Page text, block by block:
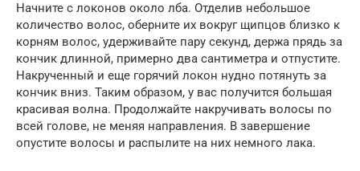
Начните с локонов около лба. Отделив небольшое
количество волос, оберните их вокруг щипцов близко к
корням волос, удерживайте пару секунд, держа прядь за
кончик длинной, примерно два сантиметра и отпустите.
Накрученный и еще горячий локон нудно потянуть за
кончик вниз. Таким образом, у вас получится большая
красивая волна. Продолжайте накручивать волосы по
всей голове, не меняя направления. В завершение
опустите волосы и распылите на них немного лака.